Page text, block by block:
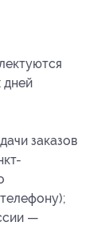
дней
заказов
—